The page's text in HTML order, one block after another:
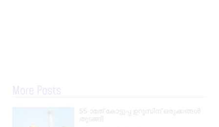
More Posts
55-ാമത് കോട്ടുപ്പ ഉറൂസിന് ഒരുക്കങ്ങൾ
തുടങ്ങി